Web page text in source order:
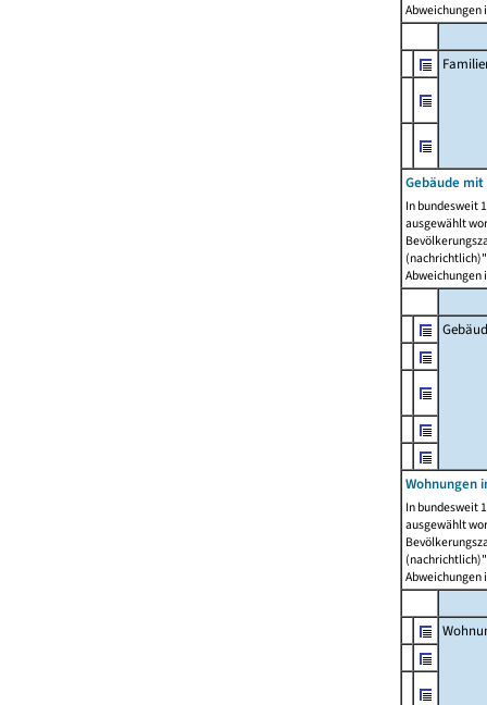
Abweichungen
Gebäude
In bundesweit
ausgewählt
Abweichungen
Wohnungen
In bundesweit
ausgewählt
Abweichungen